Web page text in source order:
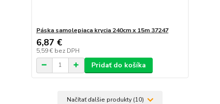
Páska samolepiaca krycia 240cm x 15m 37247
6,87 €
5,59 € bez DPH
Pridať do košíka
Načítať ďalšie produkty (10)